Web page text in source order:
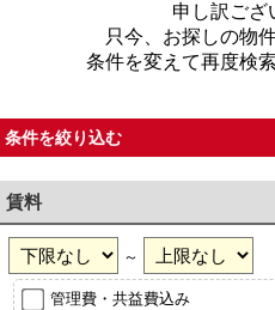
申し訳ござ
只今、お探しの物
条件を変えて再度検
条件を絞り込む
賃料
～
管理費・共益費込み